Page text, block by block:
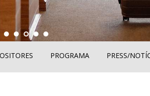
PROGRAMA PRESS/